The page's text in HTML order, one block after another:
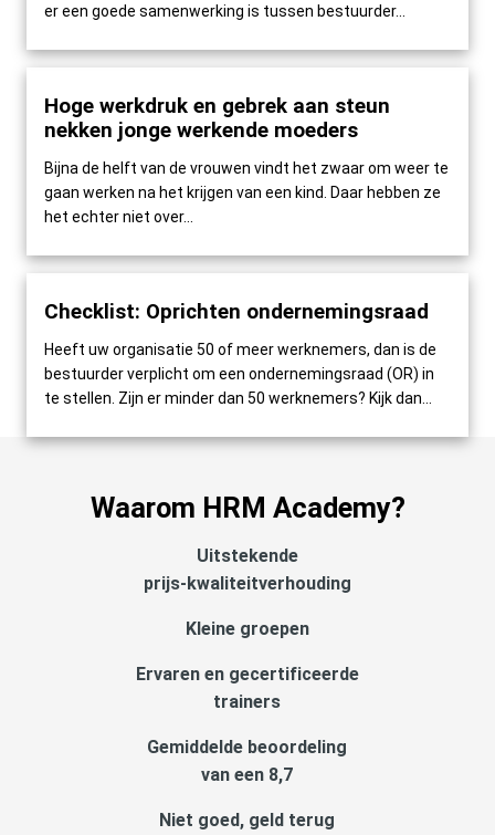
er een goede samenwerking is tussen bestuurder...
Hoge werkdruk en gebrek aan steun
nekken jonge werkende moeders
Bijna de helft van de vrouwen vindt het zwaar om weer te
gaan werken na het krijgen van een kind. Daar hebben ze
het echter niet over...
Checklist: Oprichten ondernemingsraad
Heeft uw organisatie 50 of meer werknemers, dan is de
bestuurder verplicht om een ondernemingsraad (OR) in
te stellen. Zijn er minder dan 50 werknemers? Kijk dan...
Waarom HRM Academy?
Uitstekende
prijs-kwaliteitverhouding
Kleine groepen
Ervaren en gecertificeerde
trainers
Gemiddelde beoordeling
van een 8,7
Niet goed, geld terug